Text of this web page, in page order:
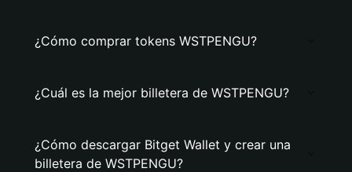
¿Cómo comprar tokens WSTPENGU?
¿Cuál es la mejor billetera de WSTPENGU?
¿Cómo descargar Bitget Wallet y crear una
billetera de WSTPENGU?